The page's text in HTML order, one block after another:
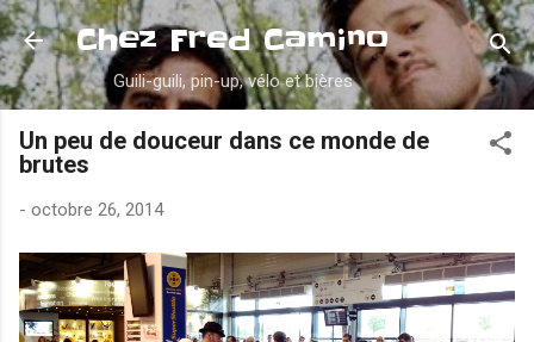
Accéder au contenu principal
Chez Fred Camino
Guili-guili, pin-up, vélo et bières
Un peu de douceur dans ce monde de
brutes
- octobre 26, 2014